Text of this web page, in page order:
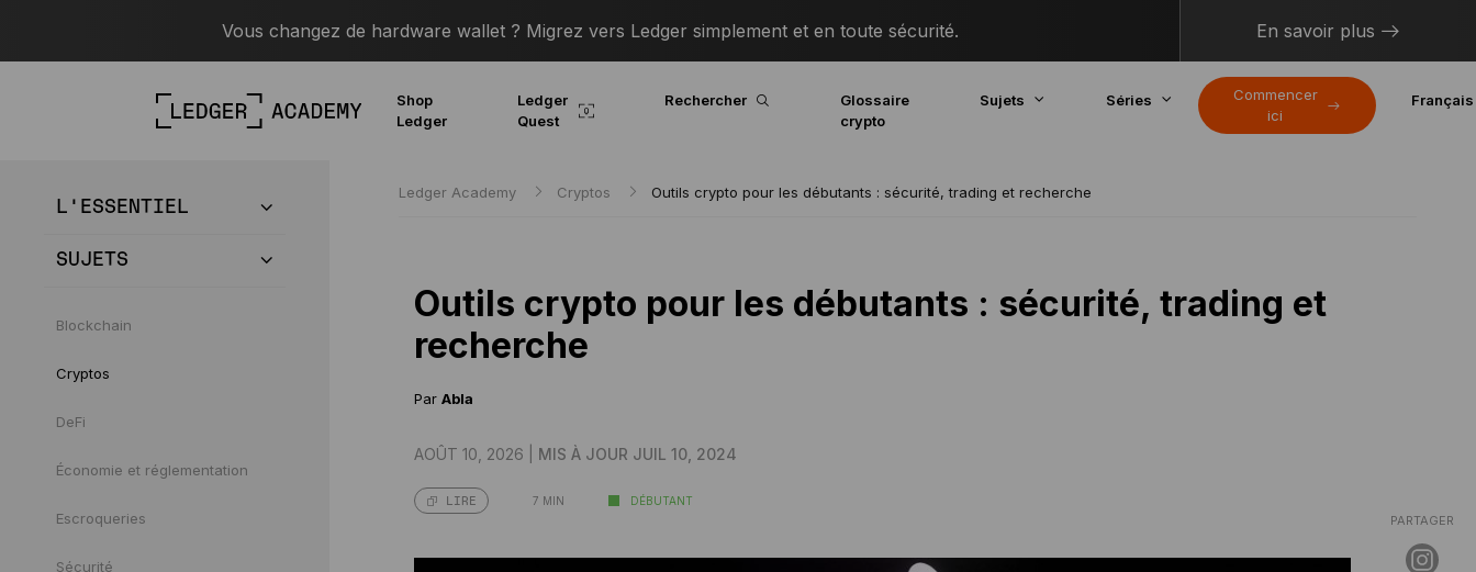
Vous changez de hardware wallet ? Migrez vers Ledger simplement et en toute sécurité. En savoir plus
Shop
Ledger
Ledger
Quest
Rechercher
Glossaire
crypto
Sujets Séries
Commencer
ici
Français
L’ESSENTIEL
SUJETS
Blockchain
Cryptos
DeFi
Économie et réglementation
Escroqueries
Sécurité
Ledger Academy Cryptos Outils crypto pour les débutants : sécurité, trading et recherche
Outils crypto pour les débutants : sécurité, trading et
recherche
Par Abla
AOÛT 10, 2026 | MIS À JOUR JUIL 10, 2024
LIRE 7 MIN DÉBUTANT
PARTAGER